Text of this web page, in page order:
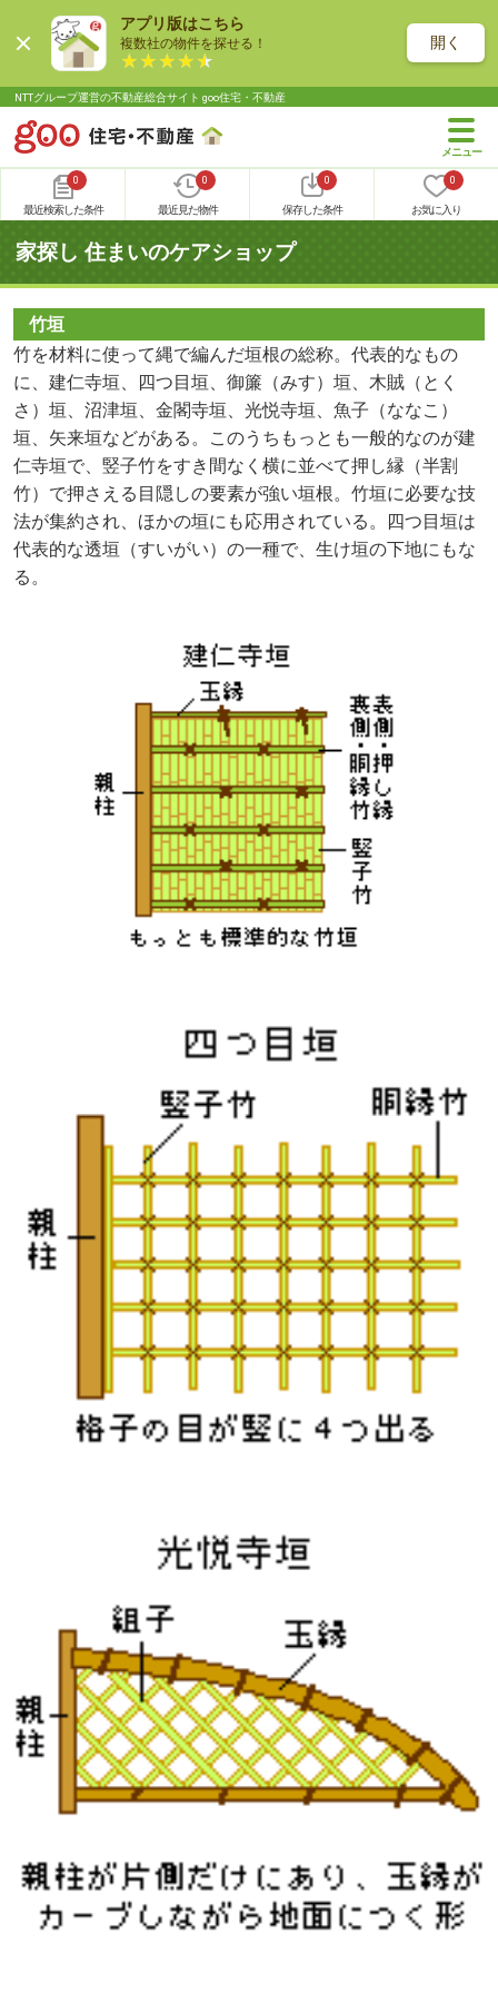
アプリ版はこちら
複数社の物件を探せる！ 開く
NTTグループ運営の不動産総合サイト goo住宅・不動産
0
最近検索した条件
0
最近見た物件
0
保存した条件
0
お気に入り
家探し 住まいのケアショップ
竹垣
竹を材料に使って縄で編んだ垣根の総称。代表的なもの
に、建仁寺垣、四つ目垣、御簾（みす）垣、木賊（とく
さ）垣、沼津垣、金閣寺垣、光悦寺垣、魚子（ななこ）
垣、矢来垣などがある。このうちもっとも一般的なのが建
仁寺垣で、竪子竹をすき間なく横に並べて押し縁（半割
竹）で押さえる目隠しの要素が強い垣根。竹垣に必要な技
法が集約され、ほかの垣にも応用されている。四つ目垣は
代表的な透垣（すいがい）の一種で、生け垣の下地にもな
る。